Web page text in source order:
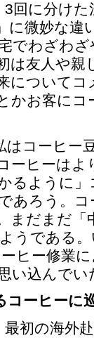
回に分け
に微妙な違
でわざわ
は友人や親
について
かお客に
はコーヒー
ーヒーはよ
るように
あろう。
まだまだ「
うである
ヒー修業
い込んでい
ーヒーに
初の海外